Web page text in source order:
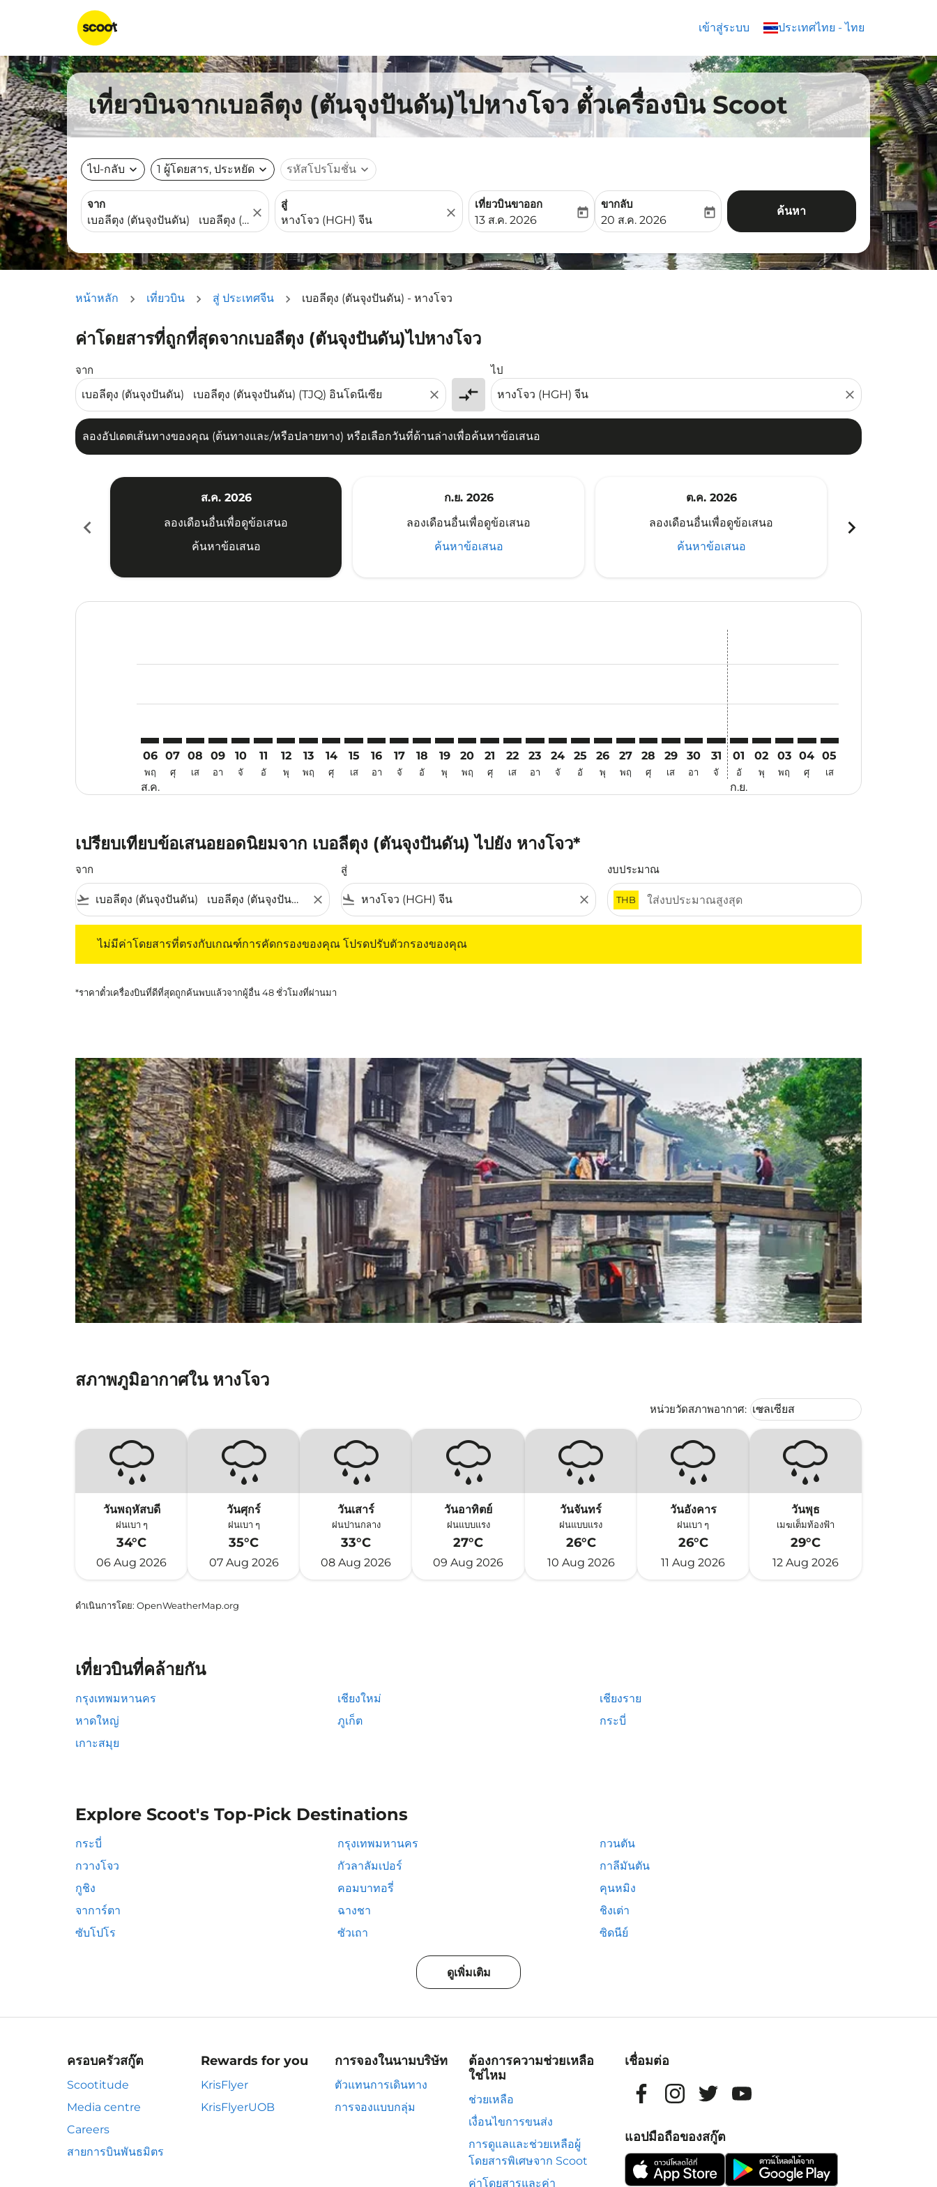
เข้าสู่ระบบ ประเทศไทย - ไทย
keyboard_arrow_down
เที่ยวบินจากเบอลีตุง (ตันจุงปันดัน)ไปหางโจว ตั๋วเครื่องบิน Scoot
ไป-กลับ expand_more 1 ผู้โดยสาร, ประหยัด expand_more รหัสโปรโมชั่น expand_more
จาก
close
สู่
close
เที่ยวบินขาออก
fc-booking-departure-date-aria-label
13 ส.ค. 2026
today
ขากลับ
fc-booking-return-date-aria-label
20 ส.ค. 2026
today ค้นหา
หน้าหลัก เที่ยวบิน สู่ ประเทศจีน เบอลีตุง (ตันจุงปันดัน) - หางโจว
ค่าโดยสารที่ถูกที่สุดจากเบอลีตุง (ตันจุงปันดัน)ไปหางโจว
จาก
close compare_arrows
ไป
close
ลองอัปเดตเส้นทางของคุณ (ต้นทางและ/หรือปลายทาง) หรือเลือกวันที่ด้านล่างเพื่อค้นหาข้อเสนอ
ลองอัปเดตเส้นทางของคุณ (ต้นทางและ/หรือปลายทาง) หรือเลือกวันที่ด้านล่างเพื่อค้นหาข้อเสนอ
chevron_left
ส.ค. 2026
ลองเดือนอื่นเพื่อดูข้อเสนอ
ค้นหาข้อเสนอ
ก.ย. 2026
ลองเดือนอื่นเพื่อดูข้อเสนอ
ค้นหาข้อเสนอ
ต.ค. 2026
ลองเดือนอื่นเพื่อดูข้อเสนอ
ค้นหาข้อเสนอ
chevron_right
06
พฤ
ส.ค.
07
ศุ
08
เส
09
อา
10
จั
11
อั
12
พุ
13
พฤ
14
ศุ
15
เส
16
อา
17
จั
18
อั
19
พุ
20
พฤ
TJQ–HGH: cmp-view-offers-disclaimer. ค้นหาข้อเสนอ
21
ศุ
TJQ–HGH: cmp-view-offers-disclaimer. ค้นหาข้อเสนอ
22
เส
TJQ–HGH: cmp-view-offers-disclaimer. ค้นหาข้อเสนอ
23
อา
TJQ–HGH: cmp-view-offers-disclaimer. ค้นหาข้อเสนอ
24
จั
TJQ–HGH: cmp-view-offers-disclaimer. ค้นหาข้อเสนอ
25
อั
TJQ–HGH: cmp-view-offers-disclaimer. ค้นหาข้อเสนอ
26
พุ
TJQ–HGH: cmp-view-offers-disclaimer. ค้นหาข้อเสนอ
27
พฤ
TJQ–HGH: cmp-view-offers-disclaimer. ค้นหาข้อเสนอ
28
ศุ
TJQ–HGH: cmp-view-offers-disclaimer. ค้นหาข้อเสนอ
29
เส
TJQ–HGH: cmp-view-offers-disclaimer. ค้นหาข้อ
30
อา
TJQ–HGH: cmp-view-offers-disclaimer. ค้นห
31
จั
01
อั
ก.ย.
02
พุ
03
พฤ
04
ศุ
05
เส
เปรียบเทียบข้อเสนอยอดนิยมจาก เบอลีตุง (ตันจุงปันดัน) ไปยัง หางโจว*
จาก
flight_takeoff close
สู่
flight_land close
งบประมาณ
THB
ไม่มีค่าโดยสารที่ตรงกับเกณฑ์การคัดกรองของคุณ โปรดปรับตัวกรองของคุณ
*ราคาตั๋วเครื่องบินที่ดีที่สุดถูกค้นพบแล้วจากผู้อื่น 48 ชั่วโมงที่ผ่านมา
สภาพภูมิอากาศใน หางโจว
หน่วยวัดสภาพอากาศ: Weather unit option เซลเซียส
เซลเซียส
keyboard_arrow_down
วันพฤหัสบดี
ฝนเบา ๆ
34°C
06 Aug 2026
วันศุกร์
ฝนเบา ๆ
35°C
07 Aug 2026
วันเสาร์
ฝนปานกลาง
33°C
08 Aug 2026
วันอาทิตย์
ฝนแบบแรง
27°C
09 Aug 2026
วันจันทร์
ฝนแบบแรง
26°C
10 Aug 2026
วันอังคาร
ฝนเบา ๆ
26°C
11 Aug 2026
วันพุธ
เมฆเต็มท้องฟ้า
29°C
12 Aug 2026
ดำเนินการโดย: OpenWeatherMap.org
เที่ยวบินที่คล้ายกัน
กรุงเทพมหานคร เชียงใหม่
เชียงราย
หาดใหญ่
ภูเก็ต
กระบี่
เกาะสมุย
Explore Scoot's Top-Pick Destinations
กระบี่ กรุงเทพมหานคร
กวนตัน
กวางโจว
กัวลาลัมเปอร์
กาลีมันตัน
กูชิง
คอมบาทอรี่
คุนหมิง
จาการ์ตา
ฉางชา
ชิงเต่า
ซับโปโร
ซัวเถา ซิดนีย์
ดูเพิ่มเติม
ครอบครัวสกู๊ต
Scootitude
Media centre
Careers
สายการบินพันธมิตร
Rewards for you
KrisFlyer
KrisFlyerUOB
การจองในนามบริษัท
ตัวแทนการเดินทาง
การจองแบบกลุ่ม
ต้องการความช่วยเหลือ
ใช่ไหม
ช่วยเหลือ
เงื่อนไขการขนส่ง
การดูแลและช่วยเหลือผู้
โดยสารพิเศษจาก Scoot
ค่าโดยสารและค่า
เชื่อมต่อ
แอปมือถือของสกู๊ต